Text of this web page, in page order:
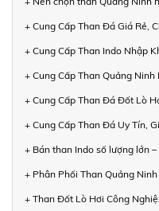
+ Cung Cấp Than Đá Giá Rẻ,
+ Cung Cấp Than Indo Nhập
+ Cung Cấp Than Quảng
+ Cung Cấp Than Đá Đốt Lò
+ Cung Cấp Than Đá Uy Tín,
+ Bán than Indo số lượng lớn
+ Phân Phối Than Quảng
+ Than Đốt Lò Hơi Công